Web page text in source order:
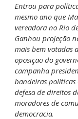
Entrou para
mesmo ano que
vereadora no Rio
Ganhou projeção
mais bem votadas
oposição do
campanha
bandeiras políticas
defesa de direitos
moradores de
democracia.